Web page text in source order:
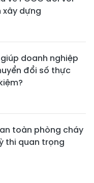
xây dựng
doanh nghiệp
đổi số thực
toàn phòng cháy
thi quan trọng